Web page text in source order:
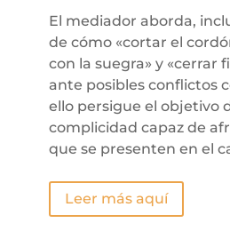
El mediador aborda,
de cómo «cortar el
con la suegra» y «cerrar
ante posibles conflictos
ello persigue el objetivo
complicidad capaz de
que se presenten en el
Leer más aquí